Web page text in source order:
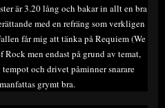
är 3.20 lång och bakar in allt en bra
med en refräng som verkligen
får mig att tänka på Requiem (We
men endast på grund av temat,
och drivet påminner snarare
grymt bra.